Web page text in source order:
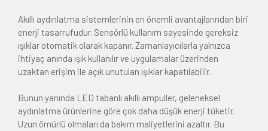
Akıllı aydınlatma sistemlerinin en önemli avantajlarından biri
enerji tasarrufudur. Sensörlü kullanım sayesinde gereksiz
ışıklar otomatik olarak kapanır. Zamanlayıcılarla yalnızca
ihtiyaç anında ışık kullanılır ve uygulamalar üzerinden
uzaktan erişim ile açık unutulan ışıklar kapatılabilir.
Bunun yanında LED tabanlı akıllı ampuller, geleneksel
aydınlatma ürünlerine göre çok daha düşük enerji tüketir.
Uzun ömürlü olmaları da bakım maliyetlerini azaltır. Bu